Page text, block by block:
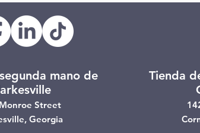
mano de
Street
Georgia
Tienda